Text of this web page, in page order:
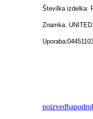
Številka izdelka:
Znamka:
Uporaba:
poizvedba